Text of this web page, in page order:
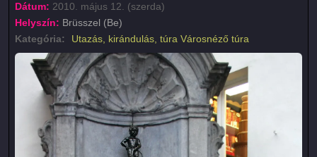
Dátum: 2010. május 12. (szerda)
Helyszín: Brüsszel (Be)
Kategória:
Utazás, kirándulás, túra Városnéző túra